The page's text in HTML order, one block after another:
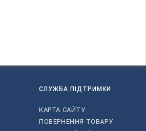
СЛУЖБА ПІДТРИМКИ
КАРТА САЙТУ
ПОВЕРНЕННЯ ТОВАРУ